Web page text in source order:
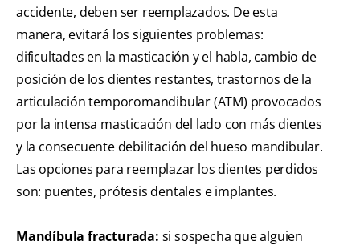
accidente, deben ser reemplazados. De esta
manera, evitará los siguientes problemas:
dificultades en la masticación y el habla, cambio de
posición de los dientes restantes, trastornos de la
articulación temporomandibular (ATM) provocados
por la intensa masticación del lado con más dientes
y la consecuente debilitación del hueso mandibular.
Las opciones para reemplazar los dientes perdidos
son: puentes, prótesis dentales e implantes.
Mandíbula fracturada: si sospecha que alguien